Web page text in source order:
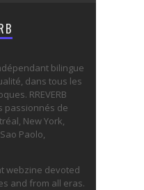
bilingue
dans tous les
RREVERB
passionnés de
New York,
Paolo,
webzine devoted
and from all eras.